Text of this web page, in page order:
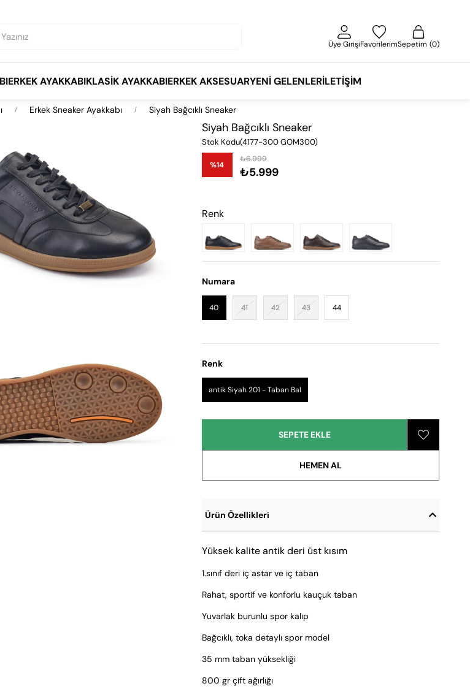
Üye GirişiFavorilerimSepetim 0
ERKEK AYAKKABIKLASIK AYAKKABIERKEK AKSESUARYENI GELENLERİLETIŞIM
Erkek Sneaker Ayakkabı Siyah Bağcıklı Sneaker
Siyah Bağcıklı Sneaker
Stok Kodu(4177-300 GOM300)
%14
İndirim
₺6.999
₺5.999
Renk
Numara
40 41 42 43 44
Renk
antik Siyah 201 - Taban Bal
Ürün Özellikleri
Yüksek kalite antik deri üst kısım
1.sınıf deri iç astar ve iç taban
Rahat, sportif ve konforlu kauçuk taban
Yuvarlak burunlu spor kalıp
Bağcıklı, toka detaylı spor model
35 mm taban yüksekliği
800 gr çift ağırlığı